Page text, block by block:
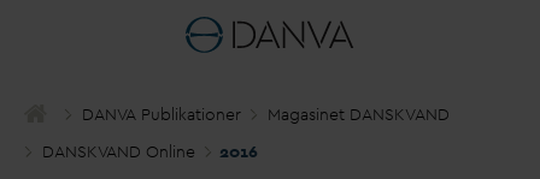
DANVA Publikationer Magasinet DANSKVAND
DANSKVAND Online 2016